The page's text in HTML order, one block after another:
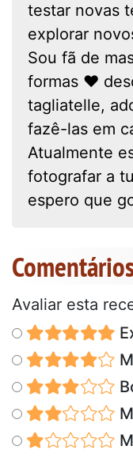
testar novas
explorar
Sou fã de
formas ❤
tagliatelle,
fazê-las em
Atualmente
fotografar a
espero que
Avaliar esta